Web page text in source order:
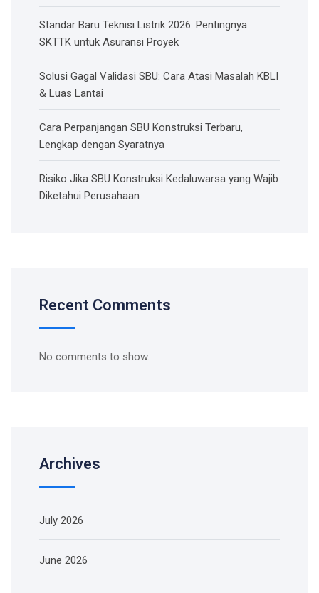
Standar Baru Teknisi Listrik 2026: Pentingnya
SKTTK untuk Asuransi Proyek
Solusi Gagal Validasi SBU: Cara Atasi Masalah KBLI
& Luas Lantai
Cara Perpanjangan SBU Konstruksi Terbaru,
Lengkap dengan Syaratnya
Risiko Jika SBU Konstruksi Kedaluwarsa yang Wajib
Diketahui Perusahaan
Recent Comments
No comments to show.
Archives
July 2026
June 2026